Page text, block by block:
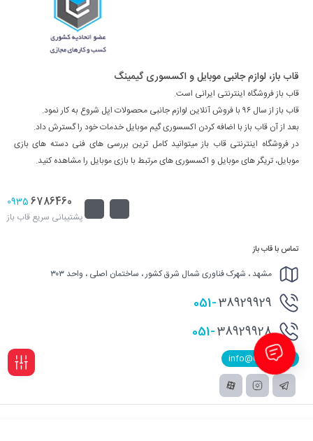
قاب باز، لوازم جانبی موبایل و اکسسوری گیمینگ
قاب باز فروشگاه اینترنتی ایرانی است.
قاب باز از سال ۹۶ با فروش آنلاین لوازم جانبی محصولات اپل شروع به کار نمود.
بعد از آن قاب باز با اضافه کردن اکسسوری گیم موبایل خدمات خود را گسترش داد.
در فروشگاه اینترنتی قاب باز میتوانید کامل ترین بررسی های فنی دسته های بازی
موبایل، تریگر های موبایل و اکسسوری های مرتبط با بازی موبایل را مشاهده کنید.
6786460
0935
پشتیبانی سریع قاب باز
تماس با قاب باز
مشهد ، شهرک فناوری شمال شرق کشور ، ساختمان اصلی ، واحد ۳۰۳
051-38929929
051-38929928
info@Qabbaz.ir